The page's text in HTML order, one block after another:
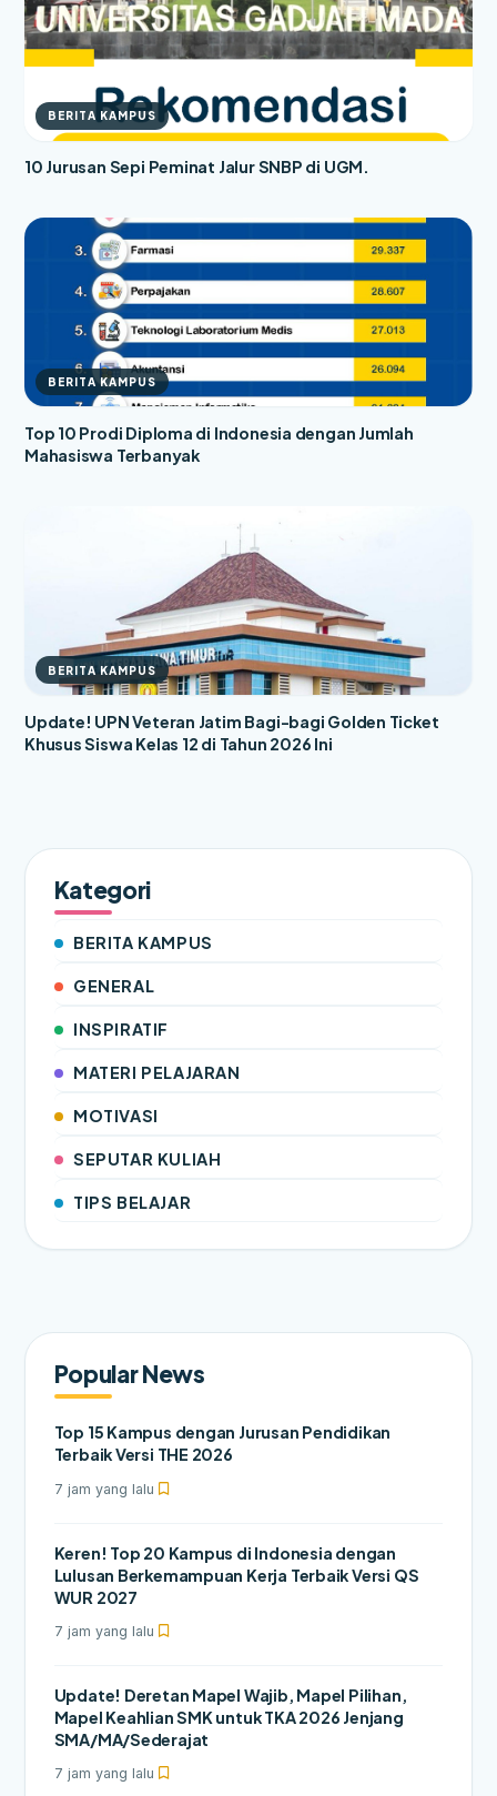
BERITA KAMPUS
10 Jurusan Sepi Peminat Jalur SNBP di UGM.
BERITA KAMPUS
Top 10 Prodi Diploma di Indonesia dengan Jumlah
Mahasiswa Terbanyak
BERITA KAMPUS
Update! UPN Veteran Jatim Bagi-bagi Golden Ticket
Khusus Siswa Kelas 12 di Tahun 2026 Ini
Kategori
BERITA KAMPUS
GENERAL
INSPIRATIF
MATERI PELAJARAN
MOTIVASI
SEPUTAR KULIAH
TIPS BELAJAR
Popular News
Top 15 Kampus dengan Jurusan Pendidikan
Terbaik Versi THE 2026
7 jam yang lalu
Keren! Top 20 Kampus di Indonesia dengan
Lulusan Berkemampuan Kerja Terbaik Versi QS
WUR 2027
7 jam yang lalu
Update! Deretan Mapel Wajib, Mapel Pilihan,
Mapel Keahlian SMK untuk TKA 2026 Jenjang
SMA/MA/Sederajat
7 jam yang lalu